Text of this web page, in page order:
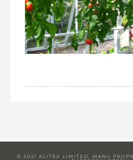
© 2021 ALITEX LIMITED, MANU